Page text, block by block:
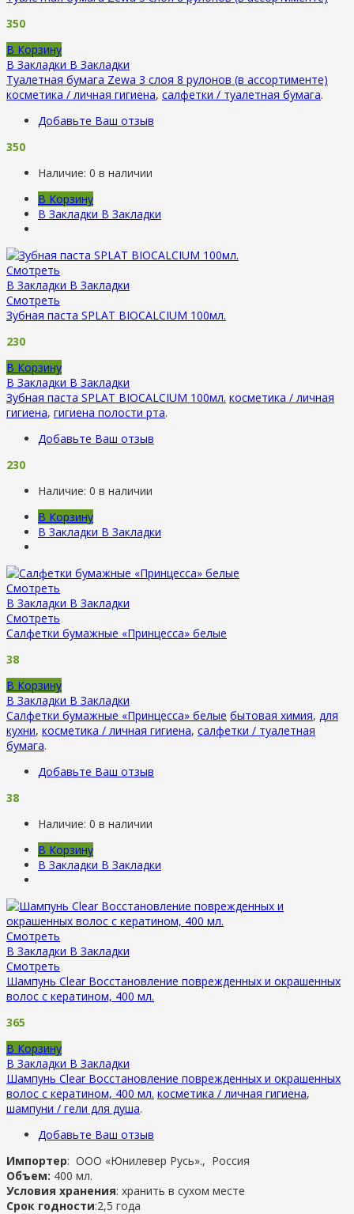
350
В Корзину
В Закладки В Закладки
Туалетная бумага Zewa 3 слоя 8 рулонов (в ассортименте)
косметика / личная гигиена, салфетки / туалетная бумага.
Добавьте Ваш отзыв
350
Наличие: 0 в наличии
В Корзину
В Закладки В Закладки
Смотреть
В Закладки В Закладки
Смотреть
Зубная паста SPLAT BIOCALCIUM 100мл.
230
В Корзину
В Закладки В Закладки
Зубная паста SPLAT BIOCALCIUM 100мл. косметика / личная
гигиена, гигиена полости рта.
Добавьте Ваш отзыв
230
Наличие: 0 в наличии
В Корзину
В Закладки В Закладки
Смотреть
В Закладки В Закладки
Смотреть
Салфетки бумажные «Принцесса» белые
38
В Корзину
В Закладки В Закладки
Салфетки бумажные «Принцесса» белые бытовая химия, для
кухни, косметика / личная гигиена, салфетки / туалетная
бумага.
Добавьте Ваш отзыв
38
Наличие: 0 в наличии
В Корзину
В Закладки В Закладки
Смотреть
В Закладки В Закладки
Смотреть
Шампунь Clear Восстановление поврежденных и окрашенных
волос с кератином, 400 мл.
365
В Корзину
В Закладки В Закладки
Шампунь Clear Восстановление поврежденных и окрашенных
волос с кератином, 400 мл. косметика / личная гигиена,
шампуни / гели для душа.
Добавьте Ваш отзыв
Импортер: ООО «Юнилевер Русь»., Россия
Объем: 400 мл.
Условия хранения: хранить в сухом месте
Срок годности:2,5 года